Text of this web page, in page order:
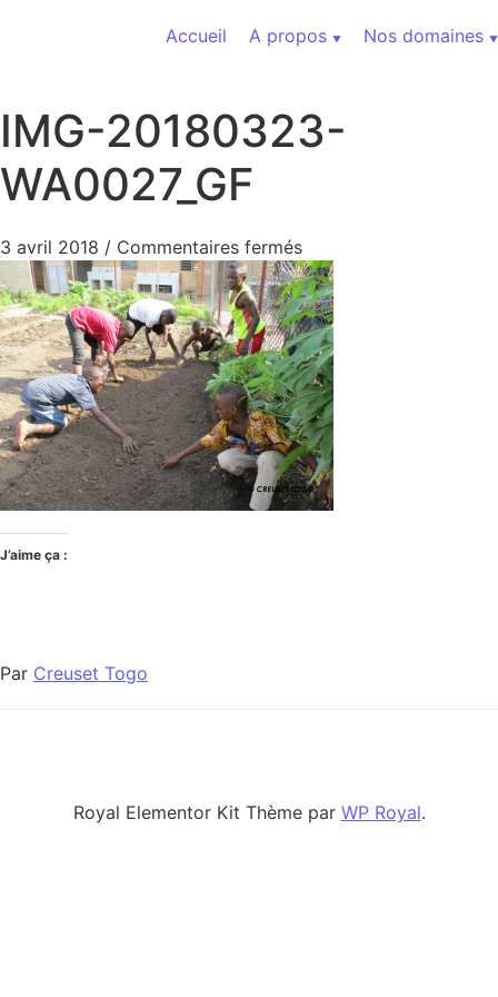
Accueil
A propos Nos domaines
IMG-20180323-
WA0027_GF
3 avril 2018 / Commentaires ferméssur IMG-20180323-
J’aime ça :
Par Creuset Togo
Royal Elementor Kit Thème par WP Royal.